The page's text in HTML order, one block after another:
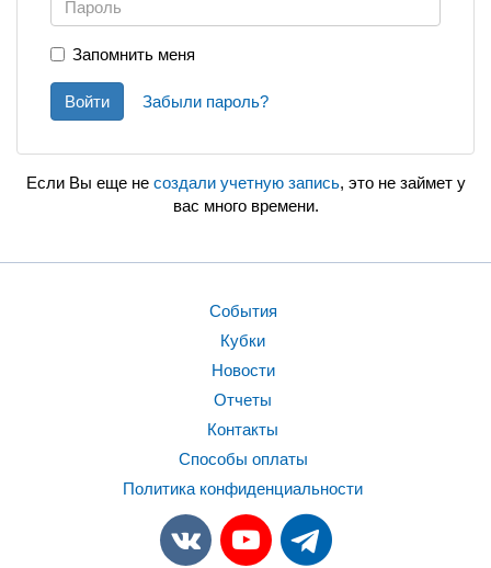
Запомнить меня
Войти Забыли пароль?
Если Вы еще не создали учетную запись, это не займет у
вас много времени.
События
Кубки
Новости
Отчеты
Контакты
Способы оплаты
Политика конфиденциальности